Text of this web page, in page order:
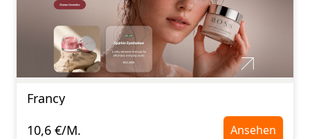
Francy
10,6 €/M.
Ansehen